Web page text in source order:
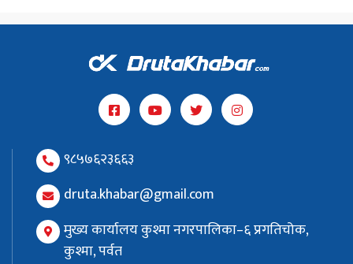
९८५७६२३६६३
druta.khabar@gmail.com
मुख्य कार्यालय कुश्मा नगरपालिका–६ प्रगतिचोक,
कुश्मा, पर्वत